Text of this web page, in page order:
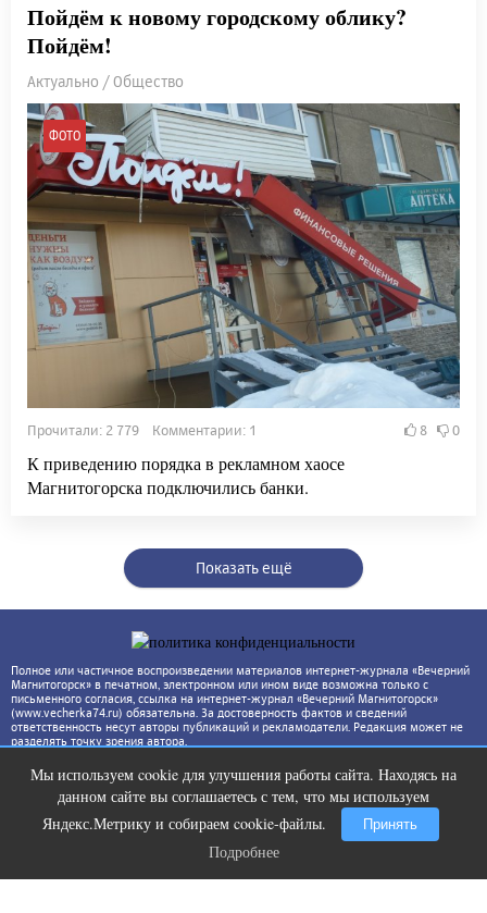
Пойдём к новому городскому облику?
Пойдём!
Актуально / Общество
ФОТО
Прочитали: 2 779 Комментарии: 1 8 0
К приведению порядка в рекламном хаосе
Магнитогорска подключились банки.
Показать ещё
Полное или частичное воспроизведении материалов интернет-журнала «Вечерний
Магнитогорск» в печатном, электронном или ином виде возможна только с
письменного согласия, ссылка на интернет-журнал «Вечерний Магнитогорск»
(www.vecherka74.ru) обязательна. За достоверность фактов и сведений
ответственность несут авторы публикаций и рекламодатели. Редакция может не
разделять точку зрения автора.
Мы используем cookie для улучшения работы сайта. Находясь на
данном сайте вы соглашаетесь с тем, что мы используем
Яндекс.Метрику и собираем cookie-файлы.
Принять
Подробнее
Скрытая камера на пляже Крыма:
Что люди вытворяют, когда их не
видят...
Подробнее